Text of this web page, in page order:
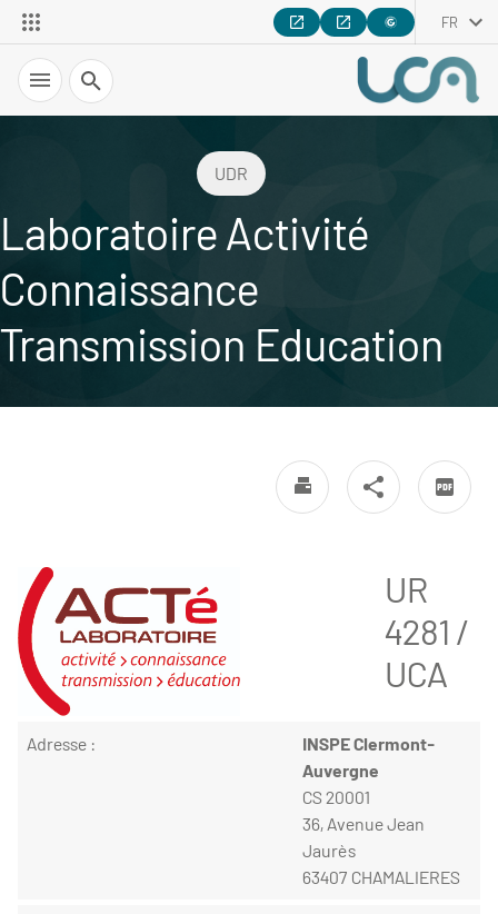
FR
Recherche
UDR
Laboratoire Activité
Connaissance
Transmission Education
UR
4281 /
UCA
Adresse :
INSPE Clermont-
Auvergne
CS 20001
36, Avenue Jean
Jaurès
63407 CHAMALIERES